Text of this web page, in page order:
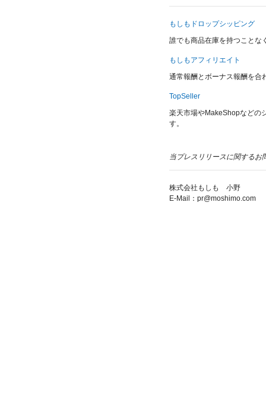
もしもドロップシッピング
誰でも商品在庫を持つことな
もしもアフィリエイト
通常報酬とボーナス報酬を合
TopSeller
楽天市場やMakeShopなどの
す。
当プレスリリースに関するお
株式会社もしも 小野
E-Mail：pr@moshimo.com